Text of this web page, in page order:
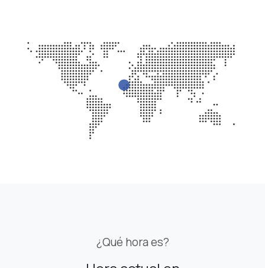
¿Qué hora es?